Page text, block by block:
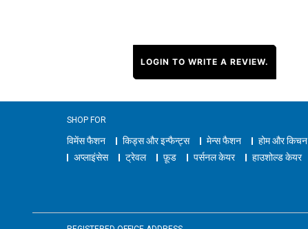
LOGIN TO WRITE A REVIEW.
SHOP FOR
विमेंस फैशन किड्स और इन्फैन्ट्स मेन्स फैशन
होम और किचन
अप्लाइंसेस
ट्रेवल फ़ूड पर्सनल केयर हाउशोल्ड केयर